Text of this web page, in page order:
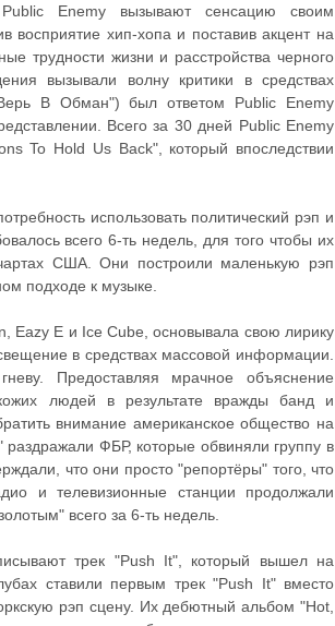
Enemy вызывают сенсацию своим
хип-хопа и поставив акцент на
трудности жизни и расстройства черного
вызывали волну критики в средствах
В Обман") был ответом Public Enemy
Всего за 30 дней Public Enemy
To Hold Us Back", который впоследствии
использовать политический рэп и
всего 6-ть недель, для того чтобы их
США. Они построили маленькую рэп
подходе к музыке.
Eazy E и Ice Cube, основывала свою лирику
в средствах массовой информации.
Предоставляя мрачное объяснение
людей в результате вражды банд и
внимание американское общество на
ФБР, которые обвиняли группу в
что они просто "репортёры" того, что
и телевизионные станции продолжали
всего за 6-ть недель.
трек "Push It", который вышел на
ставили первым трек "Push It" вместо
рэп сцену. Их дебютный альбом "Hot,